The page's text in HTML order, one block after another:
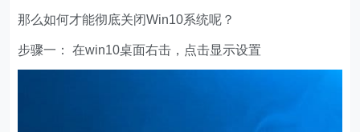
那么如何才能彻底关闭Win10系统呢？
步骤一： 在win10桌面右击，点击显示设置